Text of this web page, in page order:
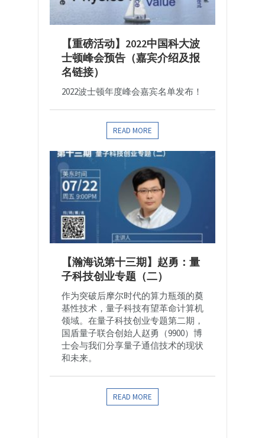
【重磅活动】2022中国科大波
士顿峰会预告（嘉宾介绍及报
名链接）
2022波士顿年度峰会嘉宾名单发布！
READ MORE
【瀚海说第十三期】赵勇：量
子科技创业专题（二）
作为突破后摩尔时代的算力瓶颈的奠
基性技术，量子科技有望革命计算机
领域。在量子科技创业专题第二期，
国盾量子联合创始人赵勇（9900）博
士会与我们分享量子通信技术的现状
和未来。
READ MORE